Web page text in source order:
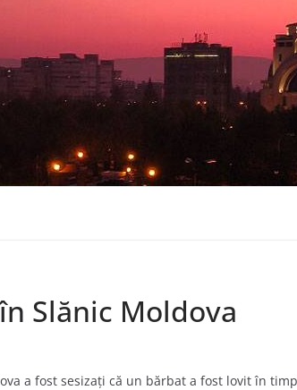
Slănic Moldova
a fost sesizaţi că un bărbat a fost lovit în timp